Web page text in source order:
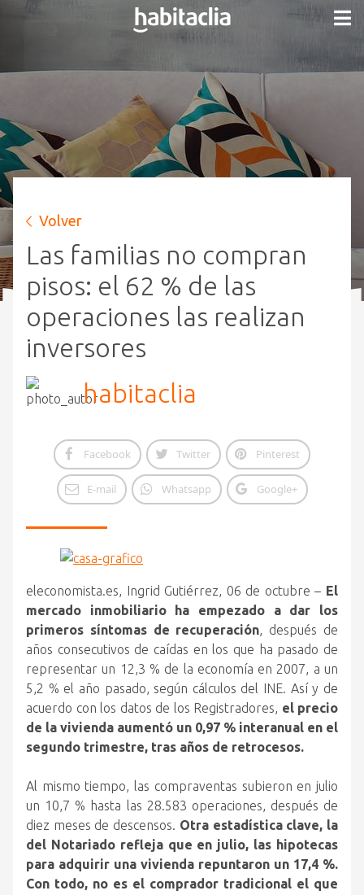
Volver
Las familias no compran
pisos: el 62 % de las
operaciones las realizan
inversores
habitaclia
Facebook Twitter Pinterest
E-mail Whatsapp Google+
eleconomista.es, Ingrid Gutiérrez, 06 de octubre – El
mercado inmobiliario ha empezado a dar los
primeros síntomas de recuperación, después de
años consecutivos de caídas en los que ha pasado de
representar un 12,3 % de la economía en 2007, a un
5,2 % el año pasado, según cálculos del INE. Así y de
acuerdo con los datos de los Registradores, el precio
de la vivienda aumentó un 0,97 % interanual en el
segundo trimestre, tras años de retrocesos.
Al mismo tiempo, las compraventas subieron en julio
un 10,7 % hasta las 28.583 operaciones, después de
diez meses de descensos. Otra estadística clave, la
del Notariado refleja que en julio, las hipotecas
para adquirir una vivienda repuntaron un 17,4 %.
Con todo, no es el comprador tradicional el que